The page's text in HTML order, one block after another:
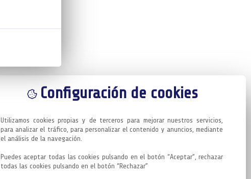
Configuración de cookies
Utilizamos cookies propias y de terceros para mejorar nuestros servicios,
para analizar el tráfico, para personalizar el contenido y anuncios, mediante
el análisis de la navegación.
Puedes aceptar todas las cookies pulsando en el botón “Aceptar”, rechazar
todas las cookies pulsando en el botón “Rechazar”